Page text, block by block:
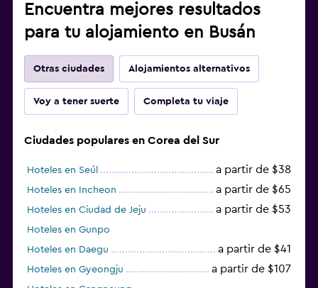
Encuentra mejores resultados
para tu alojamiento en Busán
Otras ciudades Alojamientos alternativos
Voy a tener suerte Completa tu viaje
Ciudades populares en Corea del Sur
Hoteles en Seúl a partir de $38
Hoteles en Incheon a partir de $65
Hoteles en Ciudad de Jeju a partir de $53
Hoteles en Gunpo
Hoteles en Daegu
a partir de $41
Hoteles en Gyeongju a partir de $107